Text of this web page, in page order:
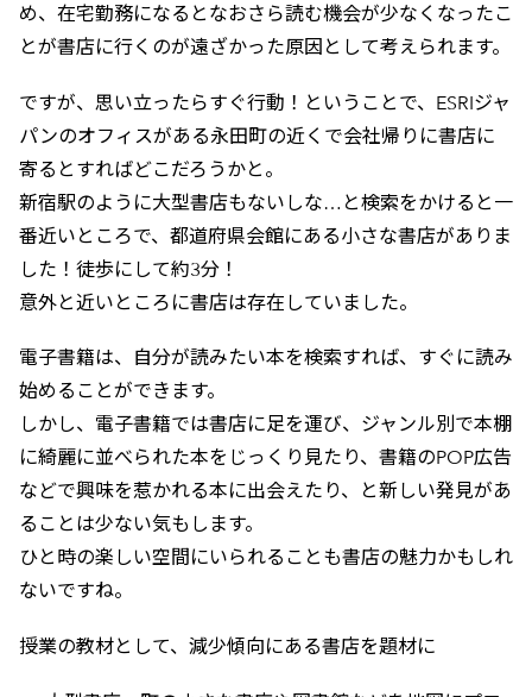
め、在宅勤務になるとなおさら読む機会が少なくなったこ
とが書店に行くのが遠ざかった原因として考えられます。
ですが、思い立ったらすぐ行動！ということで、ESRIジャ
パンのオフィスがある永田町の近くで会社帰りに書店に
寄るとすればどこだろうかと。
新宿駅のように大型書店もないしな…と検索をかけると一
番近いところで、都道府県会館にある小さな書店がありま
した！徒歩にして約3分！
意外と近いところに書店は存在していました。
電子書籍は、自分が読みたい本を検索すれば、すぐに読み
始めることができます。
しかし、電子書籍では書店に足を運び、ジャンル別で本棚
に綺麗に並べられた本をじっくり見たり、書籍のPOP広告
などで興味を惹かれる本に出会えたり、と新しい発見があ
ることは少ない気もします。
ひと時の楽しい空間にいられることも書店の魅力かもしれ
ないですね。
授業の教材として、減少傾向にある書店を題材に